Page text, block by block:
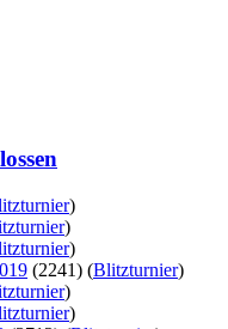
)
)
)
(2241) (Blitzturnier)
)
)